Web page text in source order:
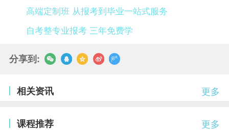
高端定制班 从报考到毕业一站式服务
自考整专业报考 三年免费学
分享到:
更多
相关资讯
更多
课程推荐